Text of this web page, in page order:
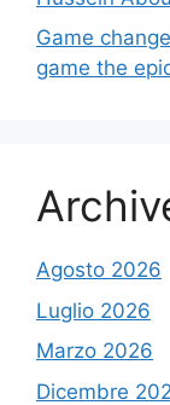
Game
game the
Agosto 2026
Luglio 2026
Marzo 2026
Dicembre